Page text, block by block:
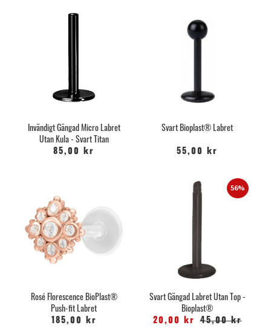
Invändigt Gängad Micro Labret
Utan Kula - Svart Titan
85,00 kr
Svart Bioplast® Labret
55,00 kr
Rosé Florescence BioPlast®
Push-fit Labret
185,00 kr
56%
Svart Gängad Labret Utan Top -
Bioplast®
20,00 kr 45,00 kr